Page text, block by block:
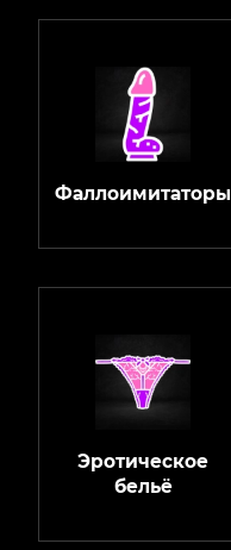
Фаллоимитаторы
Эротическое
бельё